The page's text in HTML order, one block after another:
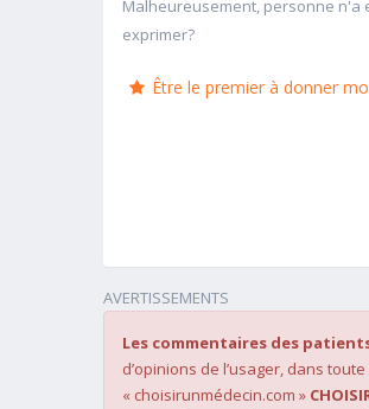
Malheureusement, personne n'a
exprimer?
Être le premier à donner
AVERTISSEMENTS
Les commentaires des
d’opinions de l’usager, dans
« choisirunmédecin.com »